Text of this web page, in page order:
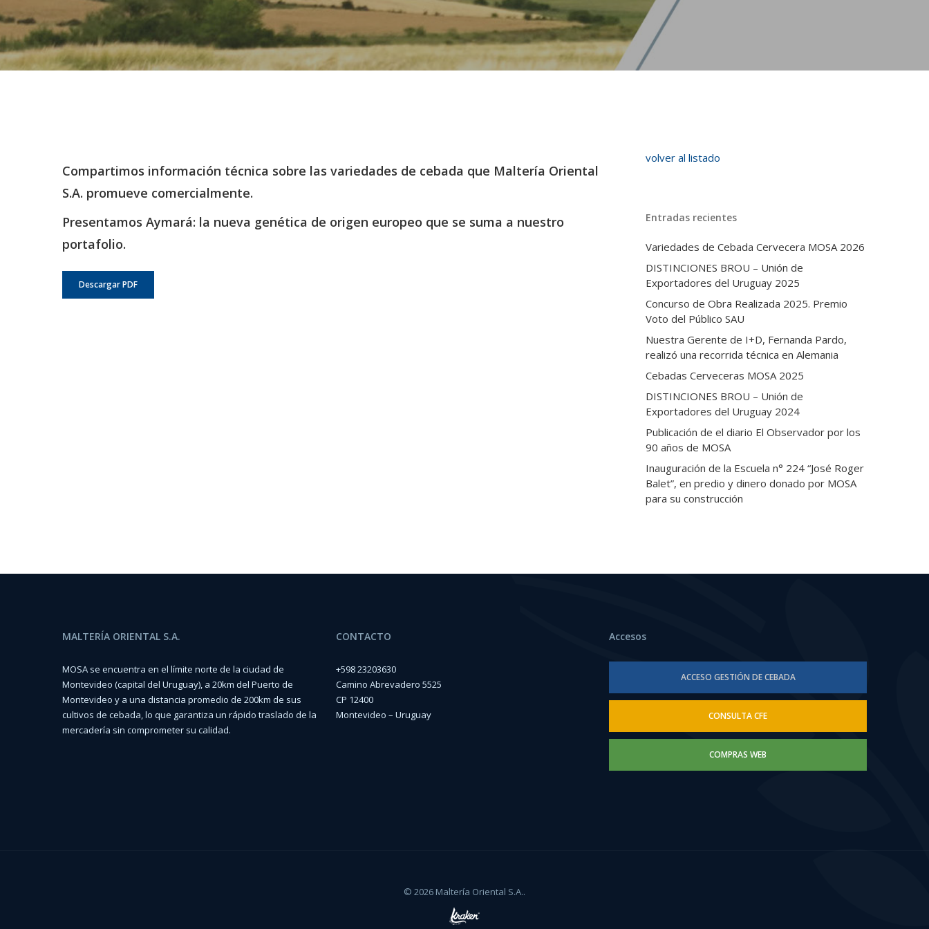
Compartimos información técnica sobre las variedades de cebada que Maltería Oriental
S.A. promueve comercialmente.
Presentamos Aymará: la nueva genética de origen europeo que se suma a nuestro
portafolio.
Descargar PDF
volver al listado
Entradas recientes
Variedades de Cebada Cervecera MOSA 2026
DISTINCIONES BROU – Unión de
Exportadores del Uruguay 2025
Concurso de Obra Realizada 2025. Premio
Voto del Público SAU
Nuestra Gerente de I+D, Fernanda Pardo,
realizó una recorrida técnica en Alemania
Cebadas Cerveceras MOSA 2025
DISTINCIONES BROU – Unión de
Exportadores del Uruguay 2024
Publicación de el diario El Observador por los
90 años de MOSA
Inauguración de la Escuela n° 224 “José Roger
Balet”, en predio y dinero donado por MOSA
para su construcción
MALTERÍA ORIENTAL S.A.
MOSA se encuentra en el límite norte de la ciudad de
Montevideo (capital del Uruguay), a 20km del Puerto de
Montevideo y a una distancia promedio de 200km de sus
cultivos de cebada, lo que garantiza un rápido traslado de la
mercadería sin comprometer su calidad.
CONTACTO
+598 23203630
Camino Abrevadero 5525
CP 12400
Montevideo – Uruguay
Accesos
ACCESO GESTIÓN DE CEBADA
CONSULTA CFE
COMPRAS WEB
© 2026 Maltería Oriental S.A..